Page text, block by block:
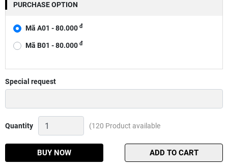
PURCHASE OPTION
Mã A01 - 80.000 đ
Mã B01 - 80.000 đ
Special request
Quantity
Hộp
phụ
làm
(120 Product available
BUY NOW ADD TO CART